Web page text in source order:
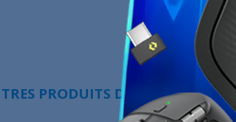
PRODUITS DANS LA MÊME